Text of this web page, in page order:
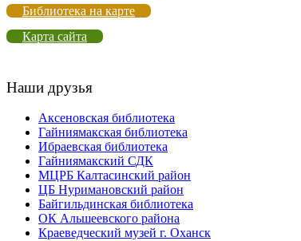
Библиотека на карте
Карта сайта
Наши друзья
Аксеновская библиотека
Гайниямакская библиотека
Ибраевская библиотека
Гайниямакский СДК
МЦРБ Калтасинский район
ЦБ Нуримановский район
Байгильдинская библиотека
ОК Альшеевского района
Краеведческий музей г. Оханск